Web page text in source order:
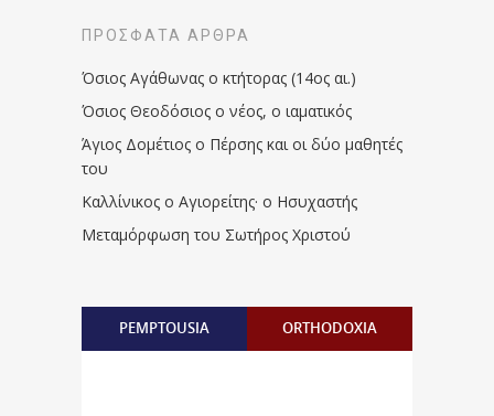
ΠΡΌΣΦΑΤΑ ΆΡΘΡΑ
Όσιος Αγάθωνας ο κτήτορας (14ος αι.)
Όσιος Θεοδόσιος ο νέος, ο ιαματικός
Άγιος Δομέτιος ο Πέρσης και οι δύο μαθητές
του
Καλλίνικος ο Αγιορείτης · ο Ησυχαστής
Μεταμόρφωση του Σωτήρος Χριστού
PEMPTOUSIA ORTHODOXIA